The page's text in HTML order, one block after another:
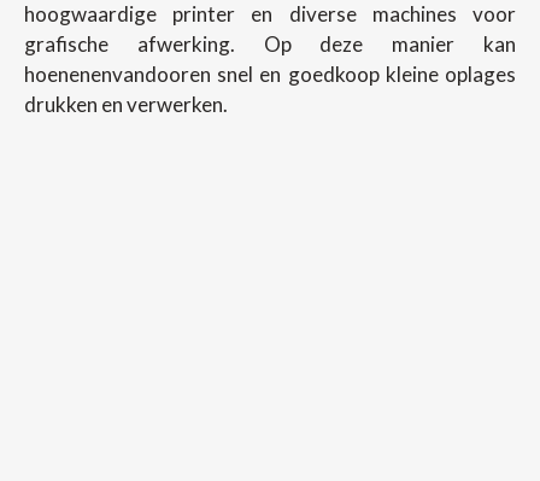
hoogwaardige printer en diverse machines voor
grafische afwerking. Op deze manier kan
hoenenenvandooren snel en goedkoop kleine oplages
drukken en verwerken.